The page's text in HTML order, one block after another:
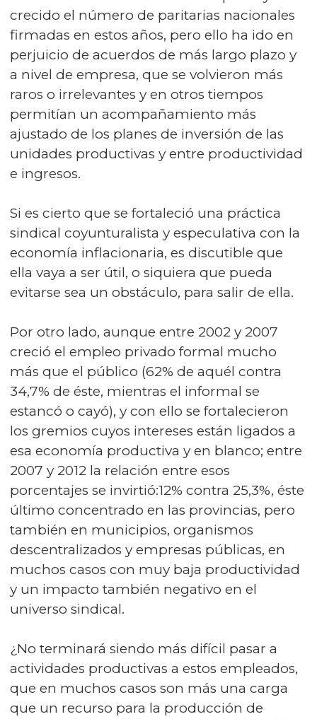
crecido el número de paritarias nacionales
firmadas en estos años, pero ello ha ido en
perjuicio de acuerdos de más largo plazo y
a nivel de empresa, que se volvieron más
raros o irrelevantes y en otros tiempos
permitían un acompañamiento más
ajustado de los planes de inversión de las
unidades productivas y entre productividad
e ingresos.
Si es cierto que se fortaleció una práctica
sindical coyunturalista y especulativa con la
economía inflacionaria, es discutible que
ella vaya a ser útil, o siquiera que pueda
evitarse sea un obstáculo, para salir de ella.
Por otro lado, aunque entre 2002 y 2007
creció el empleo privado formal mucho
más que el público (62% de aquél contra
34,7% de éste, mientras el informal se
estancó o cayó), y con ello se fortalecieron
los gremios cuyos intereses están ligados a
esa economía productiva y en blanco; entre
2007 y 2012 la relación entre esos
porcentajes se invirtió:12% contra 25,3%, éste
último concentrado en las provincias, pero
también en municipios, organismos
descentralizados y empresas públicas, en
muchos casos con muy baja productividad
y un impacto también negativo en el
universo sindical.
¿No terminará siendo más difícil pasar a
actividades productivas a estos empleados,
que en muchos casos son más una carga
que un recurso para la producción de